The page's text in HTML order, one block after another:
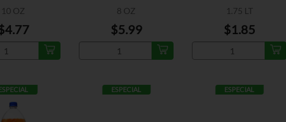
10 OZ 8 OZ
$5.99
1.75 LT
$1.85
ESPECIAL ESPECIAL